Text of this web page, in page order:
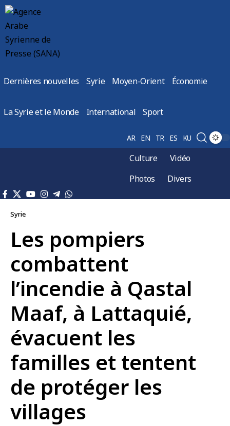
Dernières nouvelles Syrie Moyen-Orient Économie
La Syrie et le Monde International Sport
AR EN TR ES KU
Culture
Vidéo
Photos
Divers
Syrie
Les pompiers
combattent
l’incendie à Qastal
Maaf, à Lattaquié,
évacuent les
familles et tentent
de protéger les
villages